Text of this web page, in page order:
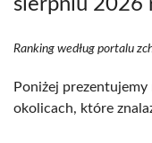
sierpniu 2026
Ranking według portalu
Poniżej
okolicach, które